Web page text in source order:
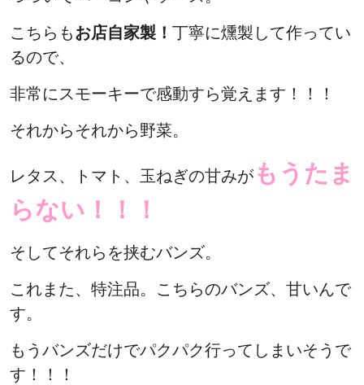
こちらもお店自家製！ 丁寧に燻製して作ってい
るので、
非常にスモーキーで感動すら覚えます！！！
それからそれから野菜。
レタス、トマト、玉ねぎの甘みが もうたま
らない！！！
そしてそれらを挟むバンズ。
これまた、特注品。こちらのバンズ、甘いんで
す。
もうバンズだけでパクパク行ってしまいそうで
す！！！